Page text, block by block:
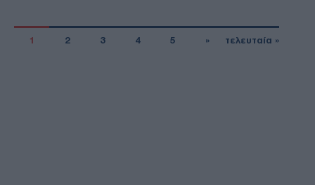
1 2 3 4 5 » τελευταία »